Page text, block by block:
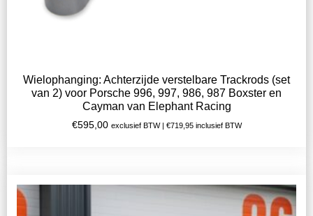
Wielophanging: Achterzijde verstelbare Trackrods (set
van 2) voor Porsche 996, 997, 986, 987 Boxster en
Cayman van Elephant Racing
€595,00 exclusief BTW | €719,95inclusief BTW